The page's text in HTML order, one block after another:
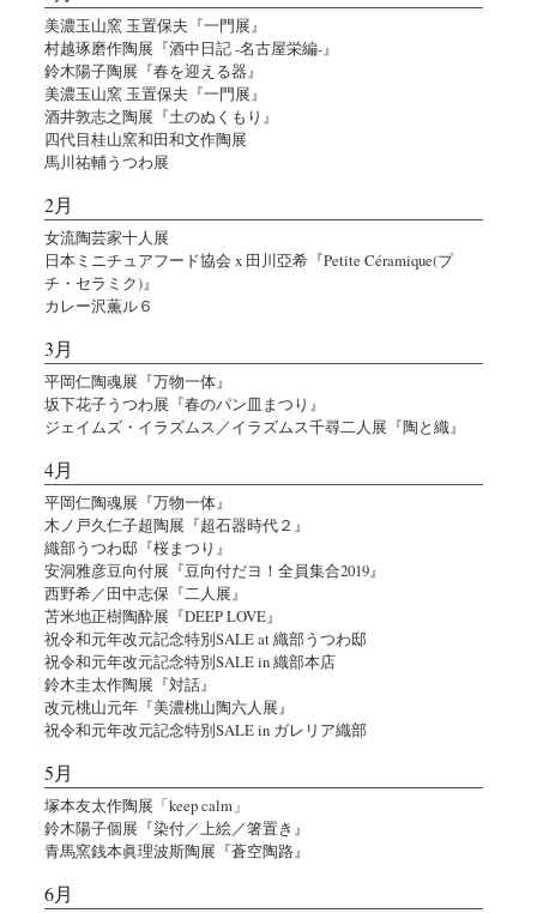
美濃玉山窯 玉置保夫『一門展』
村越琢磨作陶展『酒中日記 -名古屋栄編-』
鈴木陽子陶展『春を迎える器』
美濃玉山窯 玉置保夫『一門展』
酒井敦志之陶展『土のぬくもり』
四代目桂山窯和田和文作陶展
馬川祐輔うつわ展
2月
女流陶芸家十人展
日本ミニチュアフード協会 x 田川亞希『Petite Céramique(プ
チ・セラミク)』
カレー沢薫ル６
3月
平岡仁陶魂展『万物一体』
坂下花子うつわ展『春のパン皿まつり』
ジェイムズ・イラズムス／イラズムス千尋二人展『陶と織』
4月
平岡仁陶魂展『万物一体』
木ノ戸久仁子超陶展『超石器時代２』
織部うつわ邸『桜まつり』
安洞雅彦豆向付展『豆向付だヨ！全員集合2019』
西野希／田中志保『二人展』
苫米地正樹陶酔展『DEEP LOVE』
祝令和元年改元記念特別SALE at 織部うつわ邸
祝令和元年改元記念特別SALE in 織部本店
鈴木圭太作陶展『対話』
改元桃山元年『美濃桃山陶六人展』
祝令和元年改元記念特別SALE in ガレリア織部
5月
塚本友太作陶展「keep calm」
鈴木陽子個展『染付／上絵／箸置き』
青馬窯銭本眞理波斯陶展『蒼空陶路』
6月